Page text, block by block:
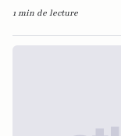
1 min de lecture